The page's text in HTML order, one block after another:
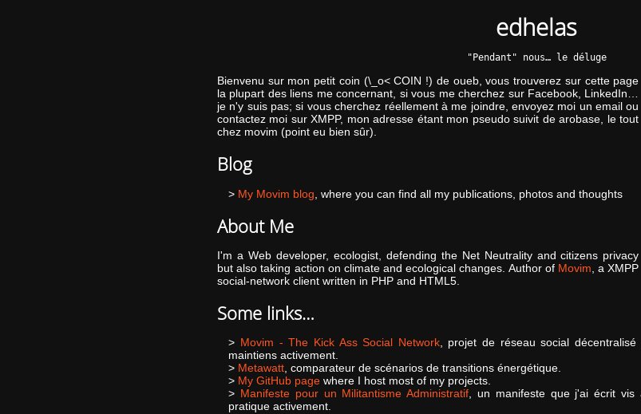
edhelas
"Pendant" nous… le déluge
Bienvenu sur mon petit coin (\_o< COIN !) de oueb, vous trouverez sur cette page
la plupart des liens me concernant, si vous me cherchez sur Facebook, LinkedIn…
je n'y suis pas; si vous cherchez réellement à me joindre, envoyez moi un email ou
contactez moi sur XMPP, mon adresse étant mon pseudo suivit de arobase, le tout
chez movim (point eu bien sûr).
Blog
My Movim blog , where you can find all my publications, photos and thoughts
About Me
I'm a Web developer, ecologist, defending the Net Neutrality and citizens privacy
but also taking action on climate and ecological changes. Author of Movim , a XMPP
social-network client written in PHP and HTML5.
Some links…
Movim - The Kick Ass Social Network, projet de réseau social
maintiens activement.
Metawatt, comparateur de scénarios de transitions énergétique.
My GitHub page where I host most of my projects.
Manifeste pour un Militantisme Administratif, un manifeste que j'ai écrit vis
pratique activement.